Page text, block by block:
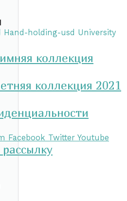
Hand-holding-usd University
коллекция
коллекция 2021
Facebook Twitter Youtube